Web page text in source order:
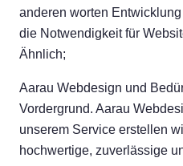
anderen worten
die Notwendigkeit für
Ähnlich;
Aarau Webdesign und
Vordergrund. Aarau
unserem Service erstellen
hochwertige, zuverlässige